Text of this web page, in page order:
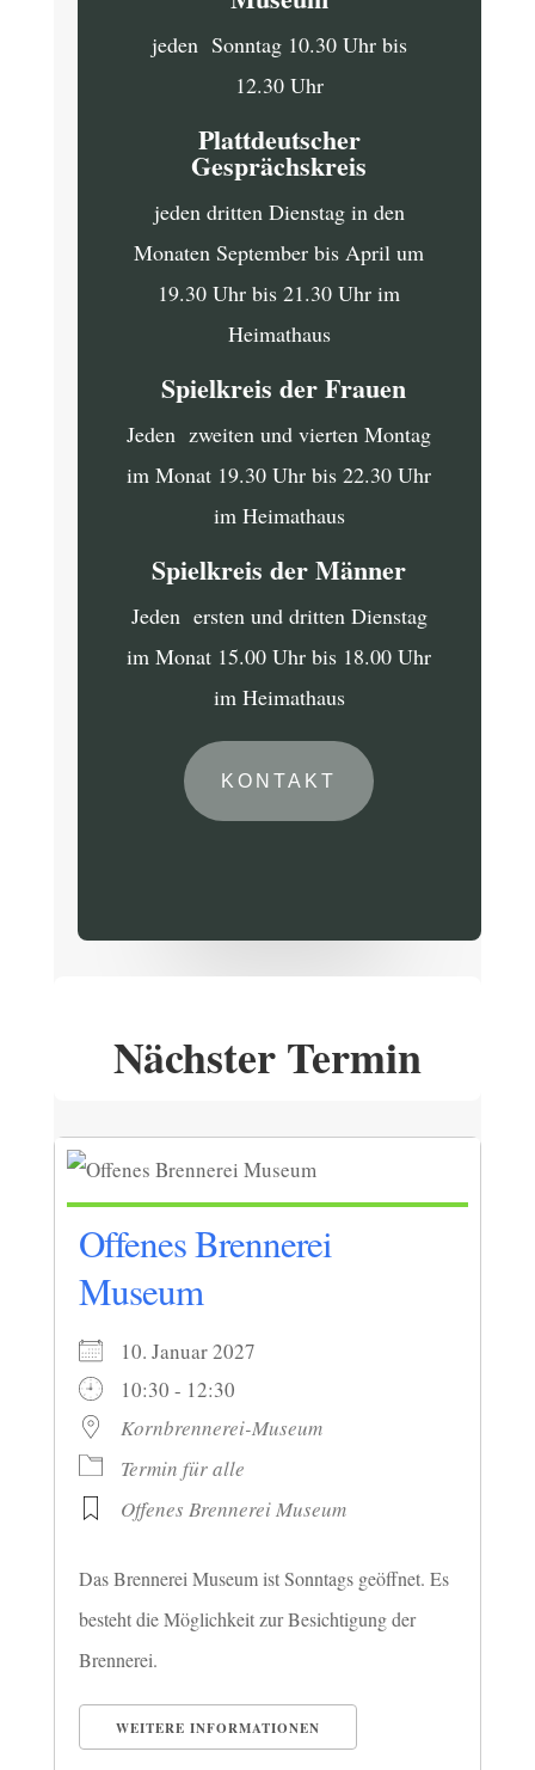
jeden Sonntag 10.30 Uhr bis
12.30 Uhr
Plattdeutscher
Gesprächskreis
jeden dritten Dienstag in den
Monaten September bis April um
19.30 Uhr bis 21.30 Uhr im
Heimathaus
Spielkreis der Frauen
Jeden zweiten und vierten Montag
im Monat 19.30 Uhr bis 22.30 Uhr
im Heimathaus
Spielkreis der Männer
Jeden ersten und dritten Dienstag
im Monat 15.00 Uhr bis 18.00 Uhr
im Heimathaus
KONTAKT
Nächster Termin
Offenes Brennerei
Museum
10. Januar 2027
10:30 - 12:30
Kornbrennerei-Museum
Termin für alle
Offenes Brennerei Museum
Das Brennerei Museum ist Sonntags geöffnet. Es
besteht die Möglichkeit zur Besichtigung der
Brennerei.
WEITERE INFORMATIONEN